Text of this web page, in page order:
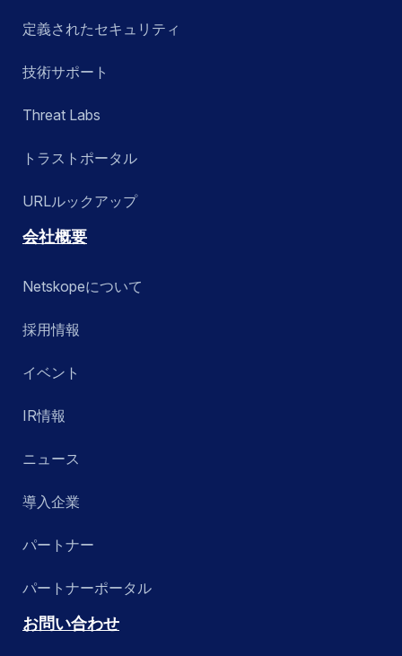
定義されたセキュリティ
技術サポート
Threat Labs
トラストポータル
URLルックアップ
会社概要
Netskopeについて
採用情報
イベント
IR情報
ニュース
導入企業
パートナー
パートナーポータル
お問い合わせ